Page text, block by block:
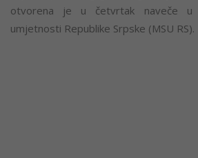
otvorena je u četvrtak naveče u
umjetnosti Republike Srpske (MSU RS).